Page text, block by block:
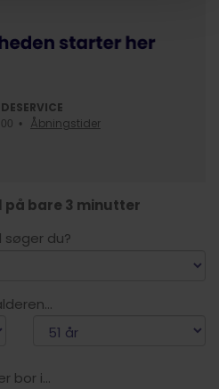
00 • Åbningstider
på bare 3 minutter
søger du?
bor i...